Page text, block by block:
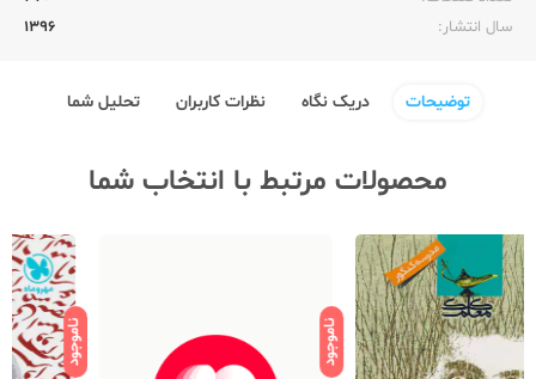
سال انتشار:‌
1396
توضیحات دریک نگاه نظرات کاربران تحلیل شما
محصولات مرتبط با انتخاب شما
ناموجود ناموجود